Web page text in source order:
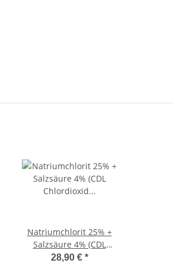
Natriumchlorit 25% +
Salzsäure 4% (CDL
Chlordioxid 2-
28,90 € *